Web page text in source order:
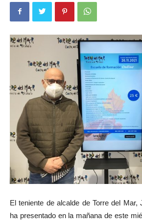
El teniente de alcalde de Torre del Mar,
ha presentado en la mañana de este